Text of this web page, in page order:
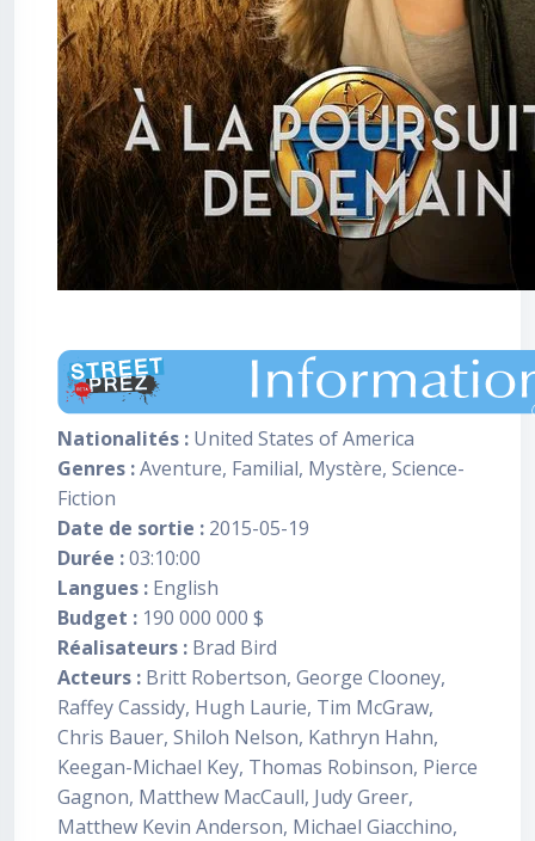
Nationalités : United States of America
Genres :Aventure, Familial, Mystère, Science-
Fiction
Date de sortie : 2015-05-19
Durée :03:10:00
Langues : English
Budget : 190 000 000 $
Réalisateurs : Brad Bird
Acteurs : Britt Robertson, George Clooney,
Raffey Cassidy, Hugh Laurie, Tim McGraw,
Chris Bauer, Shiloh Nelson, Kathryn Hahn,
Keegan-Michael Key, Thomas Robinson, Pierce
Gagnon, Matthew MacCaull, Judy Greer,
Matthew Kevin Anderson, Michael Giacchino,